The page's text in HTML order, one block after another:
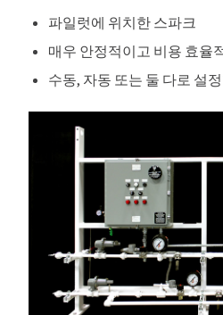
파일럿에 위치한 스파크
매우 안정적이고 비용 효율
수동, 자동 또는 둘 다로 설